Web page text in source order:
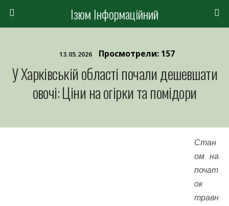
Ізюм Інформаційний
13.05.2026 Просмотрели: 157
У Харківській області почали дешевшати
овочі: Ціни на огірки та помідори
Стан
ом на
почат
ок
травн